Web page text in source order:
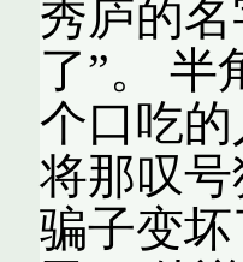
秀庐的
了”。 半
个口吃
将那叹
骗子变